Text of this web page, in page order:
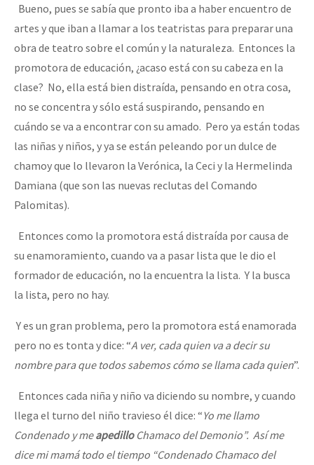
Bueno, pues se sabía que pronto iba a haber encuentro de
artes y que iban a llamar a los teatristas para preparar una
obra de teatro sobre el común y la naturaleza. Entonces la
promotora de educación, ¿acaso está con su cabeza en la
clase? No, ella está bien distraída, pensando en otra cosa,
no se concentra y sólo está suspirando, pensando en
cuándo se va a encontrar con su amado. Pero ya están todas
las niñas y niños, y ya se están peleando por un dulce de
chamoy que lo llevaron la Verónica, la Ceci y la Hermelinda
Damiana (que son las nuevas reclutas del Comando
Palomitas).
Entonces como la promotora está distraída por causa de
su enamoramiento, cuando va a pasar lista que le dio el
formador de educación, no la encuentra la lista. Y la busca
la lista, pero no hay.
Y es un gran problema, pero la promotora está enamorada
pero no es tonta y dice: “A ver, cada quien va a decir su
nombre para que todos sabemos cómo se llama cada quien”.
Entonces cada niña y niño va diciendo su nombre, y cuando
llega el turno del niño travieso él dice: “Yo me llamo
Condenado y meapedilloChamaco del Demonio”. Así me
dice mi mamá todo el tiempo “Condenado Chamaco del